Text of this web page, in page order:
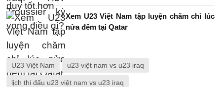
Xem U23 Việt Nam tập luyện chăm chỉ lúc
nửa đêm tại Qatar
U23 Việt Nam u23 việt nam vs u23 iraq
lịch thi đấu u23 việt nam vs u23 iraq